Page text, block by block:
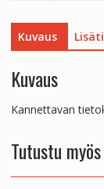
Kuvaus
Kuvaus
Kannettavan
Tutustu myös